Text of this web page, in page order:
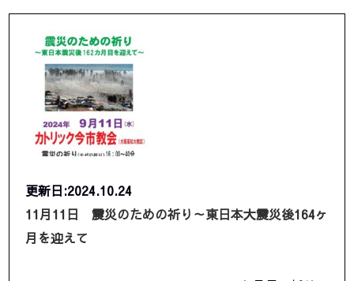
更新日:2024.10.24
11月11日 震災のための祈り～東日本大震災後164ヶ
月を迎えて